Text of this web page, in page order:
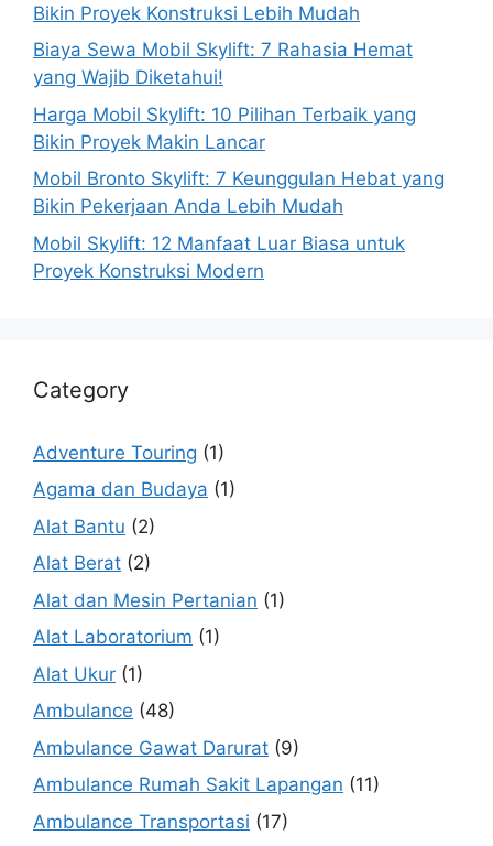
Bikin Proyek Konstruksi Lebih Mudah
Biaya Sewa Mobil Skylift: 7 Rahasia Hemat
yang Wajib Diketahui!
Harga Mobil Skylift: 10 Pilihan Terbaik yang
Bikin Proyek Makin Lancar
Mobil Bronto Skylift: 7 Keunggulan Hebat yang
Bikin Pekerjaan Anda Lebih Mudah
Mobil Skylift: 12 Manfaat Luar Biasa untuk
Proyek Konstruksi Modern
Category
Adventure Touring (1)
Agama dan Budaya (1)
Alat Bantu (2)
Alat Berat (2)
Alat dan Mesin Pertanian (1)
Alat Laboratorium (1)
Alat Ukur (1)
Ambulance (48)
Ambulance Gawat Darurat (9)
Ambulance Rumah Sakit Lapangan (11)
Ambulance Transportasi (17)